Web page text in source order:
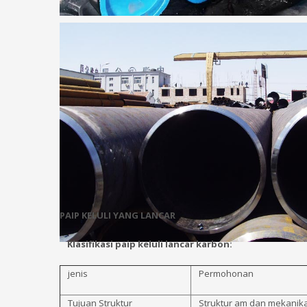
PAIP KELULI YANG LANCAR
Klasifikasi paip keluli lancar karbon:
jenis Permohonan
Tujuan Struktur Struktur am dan